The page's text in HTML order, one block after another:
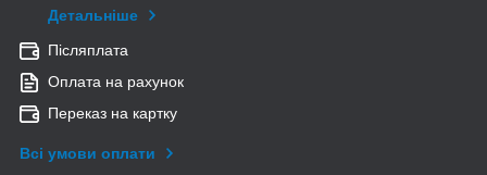
Детальніше
Післяплата
Оплата на рахунок
Переказ на картку
Всі умови оплати